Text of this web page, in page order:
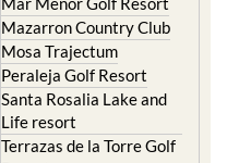
Hacienda Riquelme Golf
Resort
Islas Menores and Mar
de Cristal
La Manga Club
La Torre Golf Resort
Mar Menor Golf Resort